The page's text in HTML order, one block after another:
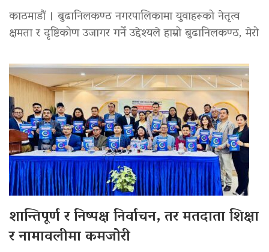
काठमाडौं । बुढानिलकण्ठ नगरपालिकामा युवाहरूको नेतृत्व
क्षमता र दृष्टिकोण उजागर गर्ने उद्देश्यले हाम्रो बुढानिलकण्ठ, मेरो
शान्तिपूर्ण र निष्पक्ष निर्वाचन, तर मतदाता शिक्षा
र नामावलीमा कमजोरी